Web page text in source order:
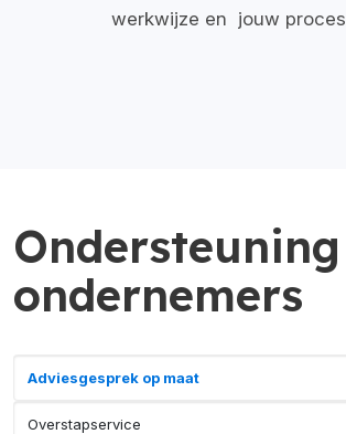
werkwijze en jouw
ondernemers
Adviesgesprek op maat
Overstapservice